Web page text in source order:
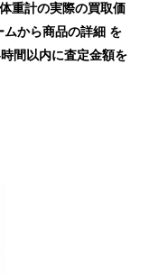
重計の実際の買取価
から商品の詳細 を
間以内に査定金額を